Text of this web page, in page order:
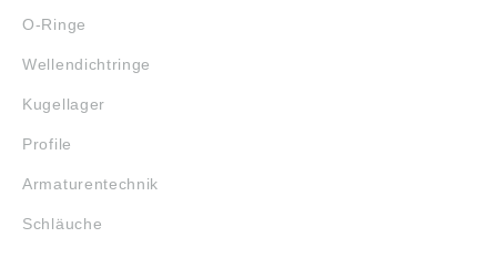
O-Ringe
Wellendichtringe
Kugellager
Profile
Armaturentechnik
Schläuche